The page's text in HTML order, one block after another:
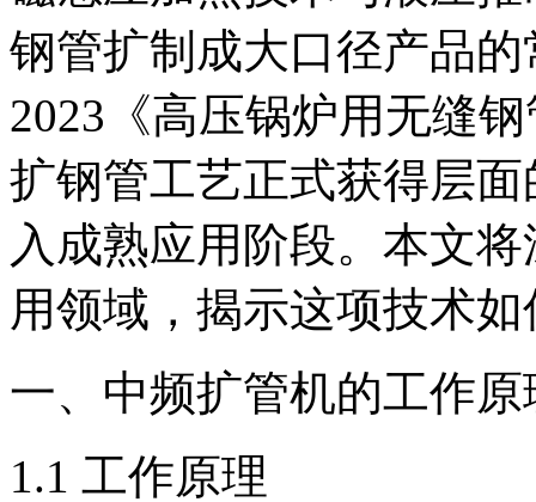
钢管扩制成大口径产品
2023《高压锅炉用无缝
扩钢管工艺正式获得层
入成熟应用阶段。本文
用领域，揭示这项技术
一、中频扩管机的工作
1.1 工作原理